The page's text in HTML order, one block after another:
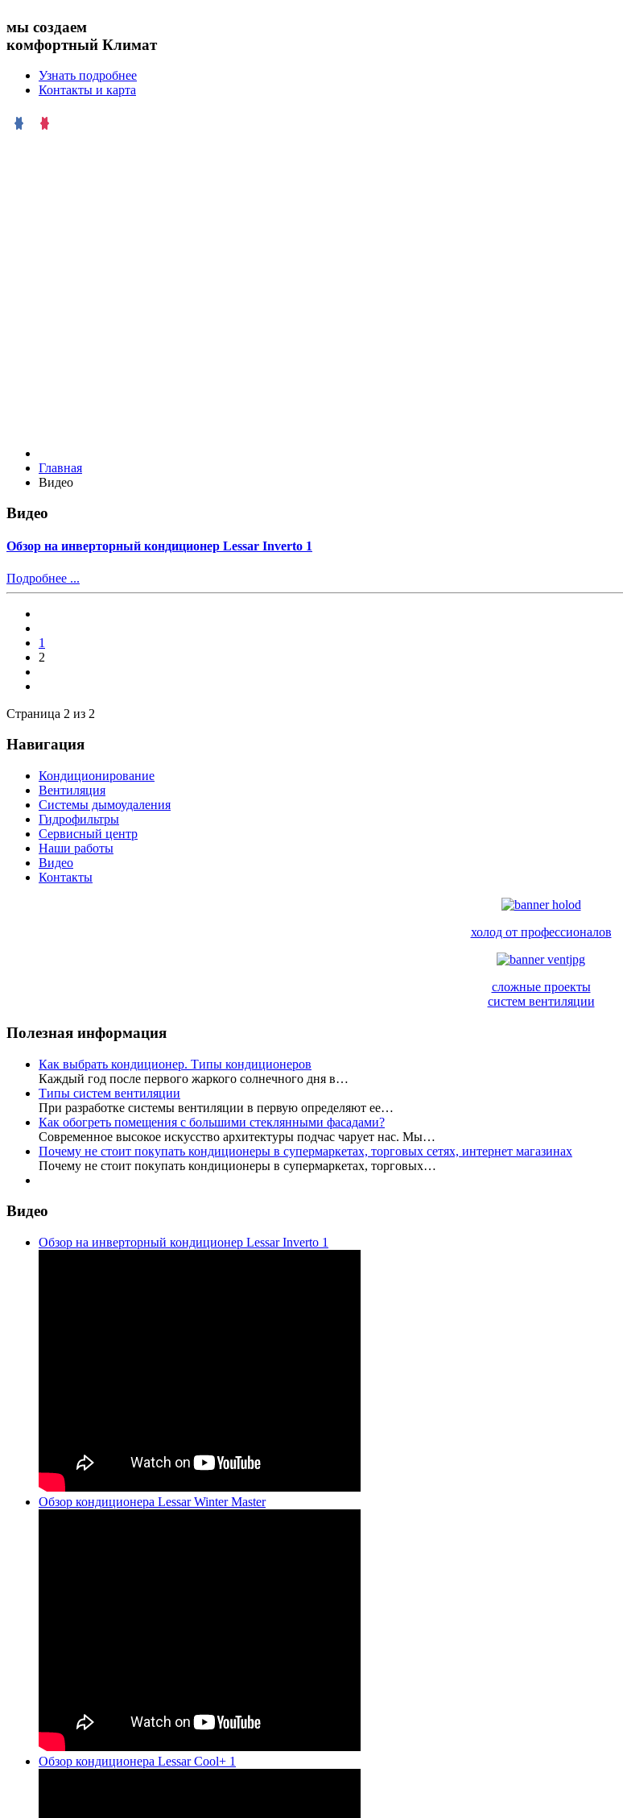
мы создаем
комфортный Климат
Узнать подробнее
Контакты и карта
Главная
Видео
Видео
Обзор на инверторный кондиционер Lessar Inverto 1
Подробнее ...
1
2
Страница 2 из 2
Навигация
Кондиционирование
Вентиляция
Системы дымоудаления
Гидрофильтры
Сервисный центр
Наши работы
Видео
Контакты
холод от профессионалов
сложные проекты
систем вентиляции
Полезная информация
Как выбрать кондиционер. Типы кондиционеров
Каждый год после первого жаркого солнечного дня в…
Типы систем вентиляции
При разработке системы вентиляции в первую определяют ее…
Как обогреть помещения с большими стеклянными фасадами?
Современное высокое искусство архитектуры подчас чарует нас. Мы…
Почему не стоит покупать кондиционеры в супермаркетах, торговых сетях, интернет магазинах
Почему не стоит покупать кондиционеры в супермаркетах, торговых…
Видео
Обзор на инверторный кондиционер Lessar Inverto 1
Обзор кондиционера Lessar Winter Master
Обзор кондиционера Lessar Cool+ 1